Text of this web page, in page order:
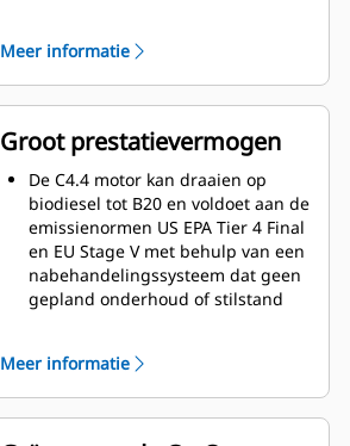
creëren van nieuwe
uitrustingsstukcombinaties
verloopt sneller, zodat machinisten
machines gemakkelijker kunnen
instellen en de toegang tot
informatie verbetert.
Dankzij de interface kunnen
machinisten preciezer blijven
werken en elke seconde van hun
werktijd benutten. Het invoeren
van koppelingen en hulpstukken
instellen van
uitrustingsstukcombinaties veel
efficiënter verloopt doordat de
kalibratietijd aanzienlijk is verkort.
Meer informatie
Groot prestatievermogen
De C4.4 motor kan draaien op
biodiesel tot B20 en voldoet aan de
emissienormen US EPA Tier 4 Final
en EU Stage V met behulp van een
nabehandelingssysteem dat geen
gepland onderhoud of stilstand
met drie vermogensmodi: Power,
Smart en Eco. In de Smart-modus
wordt het vermogen van de motor
Meer informatie